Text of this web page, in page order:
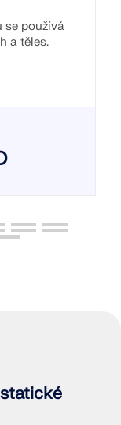
se používá
a těles.